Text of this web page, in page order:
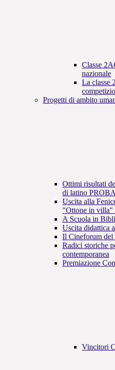
Classe
nazionale
La classe
Progetti di ambito
Ottimi risultati
di latino
Uscita alla
"Ottone in villa"
A Scuola in
Uscita didattica
Il Cineforum del
Radici storiche
contemporanea
Premiazione
Vincitori